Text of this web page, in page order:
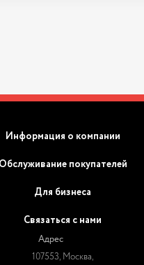
Информация о компании
Обслуживание покупателей
Для бизнеса
Связаться с нами
Адрес
107553, Москва,